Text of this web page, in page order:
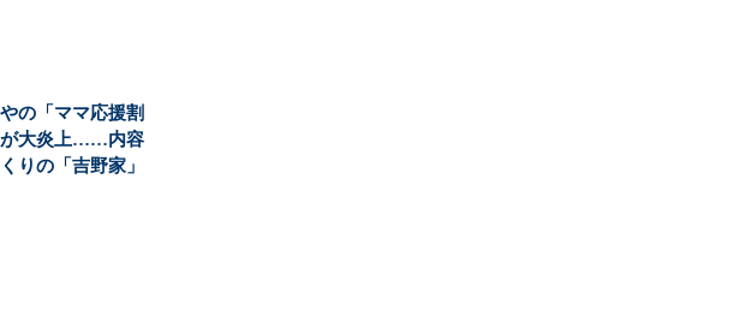
の「ママ応援割
が大炎上……内容
りの「吉野家」